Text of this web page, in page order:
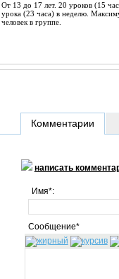
От 13 до 17 лет. 20 уроков (15
урока (23 часа) в неделю.
человек в группе.
Комментарии
написать
Имя*:
Сообщение*